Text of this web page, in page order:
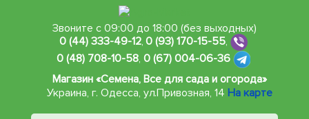
Звоните с 09:00 до 18:00 (без выходных)
0 (44) 333-49-12,0 (93) 170-15-55,
0 (48) 708-10-58, 0 (67) 004-06-36
Магазин «Семена, Все для сада и огорода»
Украина, г. Одесса, ул.Привозная, 14 На карте